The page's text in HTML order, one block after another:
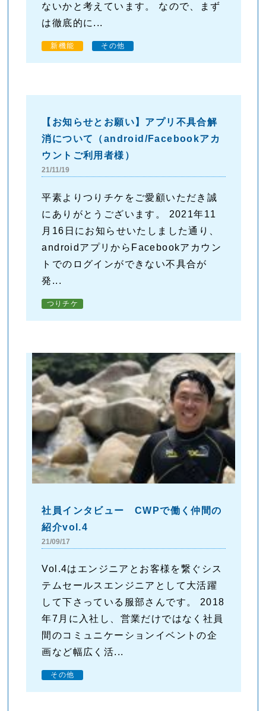
ないかと考えています。 なので、まず
は徹底的に...
新機能 その他
【お知らせとお願い】アプリ不具合解
消について（android/Facebookアカ
ウントご利用者様）
21/11/19
平素よりつりチケをご愛顧いただき誠
にありがとうございます。 2021年11
月16日にお知らせいたしました通り、
androidアプリからFacebookアカウン
トでのログインができない不具合が
発...
つりチケ
社員インタビュー CWPで働く仲間の
紹介vol.4
21/09/17
Vol.4はエンジニアとお客様を繋ぐシス
テムセールスエンジニアとして大活躍
して下さっている服部さんです。 2018
年7月に入社し、営業だけではなく社員
間のコミュニケーションイベントの企
画など幅広く活...
その他